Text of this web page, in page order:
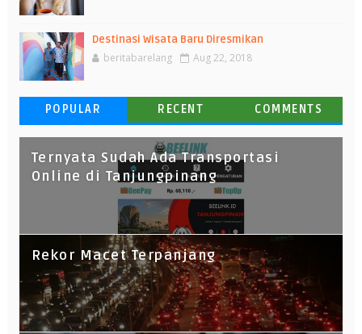
Destinasi Wisata Baru Diresmikan
beritabarelang Aug 22, 2018
POPULAR RECENT COMMENTS
Ternyata Sudah Ada Transportasi
Online di Tanjungpinang
Rekor Macet Terpanjang